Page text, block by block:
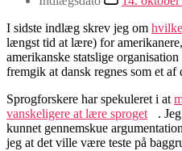
I sidste indlæg skrev jeg om
længst tid at lære) for
amerikanske statslige
fremgik at dansk regnes som et af
Sprogforskere har spekuleret i at
vanskeligere at lære sproget
.
kunnet gennemskue
jeg at det ville være teste på